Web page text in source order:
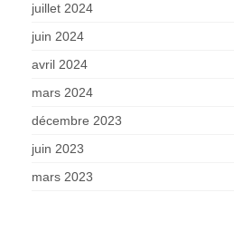
juillet 2024
juin 2024
avril 2024
mars 2024
décembre 2023
juin 2023
mars 2023